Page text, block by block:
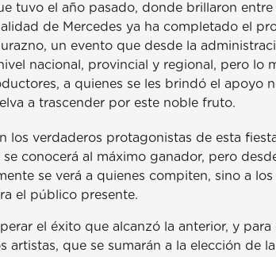
tuvo el año pasado, donde brillaron
de Mercedes ya ha completado el
un evento que desde la
nacional, provincial y regional, pero lo
a quienes se les brindó el apoyo
a trascender por este noble fruto.
los verdaderos protagonistas de esta
conocerá al máximo ganador, pero
se verá a quienes compiten, sino a
el público presente.
el éxito que alcanzó la anterior, y
artistas, que se sumarán a la elección de